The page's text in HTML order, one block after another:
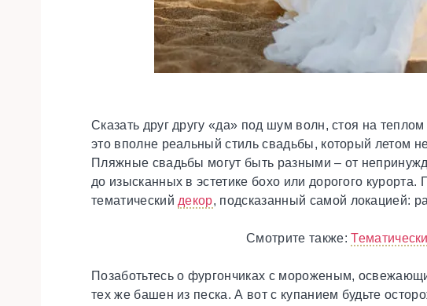
Сказать друг другу «да» под шум волн, стоя на
это вполне реальный стиль свадьбы, который летом
Пляжные свадьбы могут быть разными – от
до изысканных в эстетике бохо или дорогого
тематический декор, подсказанный самой локацией:
Смотрите также:
Позаботьтесь о фургончиках с мороженым,
тех же башен из песка. А вот с купанием будьте